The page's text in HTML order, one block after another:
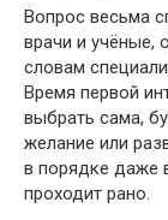
Вопрос весьма
врачи и учёные,
словам
Время первой
выбрать сама,
желание или
в порядке даже
проходит рано.